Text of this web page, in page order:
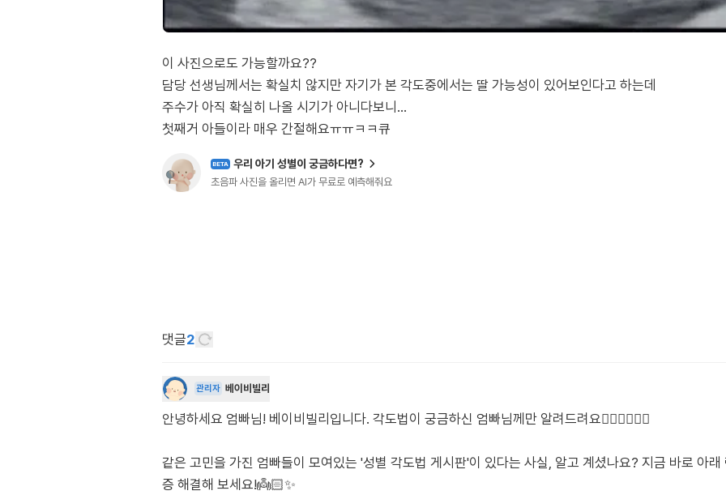
이 사진으로도 가능할까요??
담당 선생님께서는 확실치 않지만 자기가 본 각도중에서는 딸 가능성이 있어보인다고 하는데
주수가 아직 확실히 나올 시기가 아니다보니...
첫째거 아들이라 매우 간절해요ㅠㅠㅋㅋ큐
BETA 우리 아기 성별이 궁금하다면?
초음파 사진을 올리면 AI가 무료로 예측해줘요
댓글2
관리자 베이비빌리
안녕하세요 엄빠님! 베이비빌리입니다. 각도법이 궁금하신 엄빠님께만 알려드려요🙋🏻‍♀️🙋🏻‍♂️
같은 고민을 가진 엄빠들이 모여있는 '성별 각도법 게시판'이 있다는 사실, 알고 계셨나요? 지금 바로 아
증 해결해 보세요!👼🏻✨